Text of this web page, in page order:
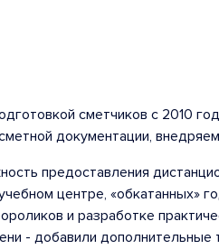
сметчиков с 2010
документации,
предоставления
центре, «обкатанных»
и разработке
- добавили